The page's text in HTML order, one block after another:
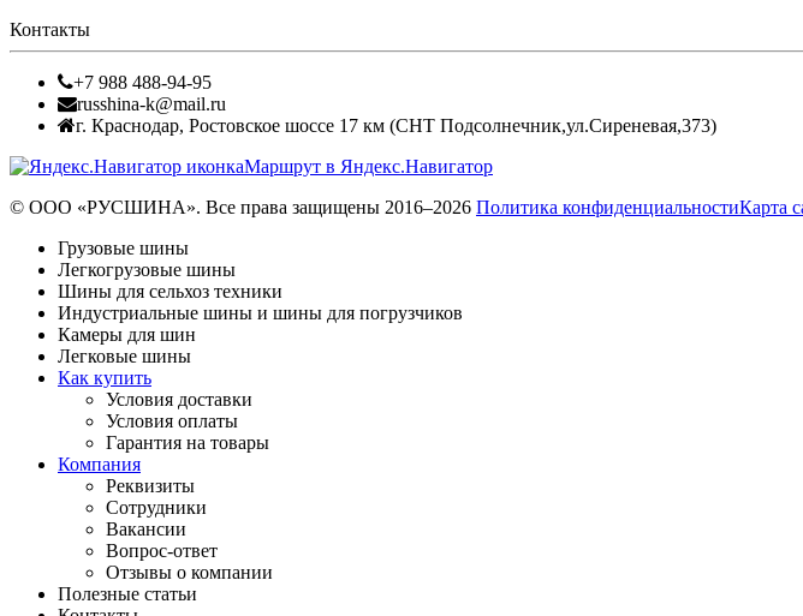
Контакты
+7 988 488-94-95
russhina-k@mail.ru
г. Краснодар, Ростовское шоссе 17 км (СНТ Подсолнечник,ул.Сиреневая,373)
Маршрут в Яндекс.Навигатор
© ООО «РУСШИНА». Все права защищены 2016–2026 Политика конфиденциальностиКарта
Грузовые шины
Легкогрузовые шины
Шины для сельхоз техники
Индустриальные шины и шины для погрузчиков
Камеры для шин
Легковые шины
Как купить
Условия доставки
Условия оплаты
Гарантия на товары
Компания
Реквизиты
Сотрудники
Вакансии
Вопрос-ответ
Отзывы о компании
Полезные статьи